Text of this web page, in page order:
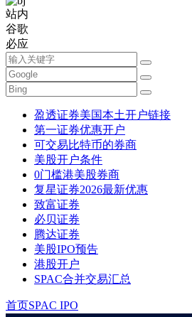
站内
谷歌
必应
盈透证券美国本土开户链接
第一证券优惠开户
可交易比特币的券商
美股开户条件
0门槛港美股券商
复星证券2026最新优惠
致富证券
必贝证券
腾达证券
美股IPO预告
港股开户
SPAC合并交易汇总
首页SPAC IPO